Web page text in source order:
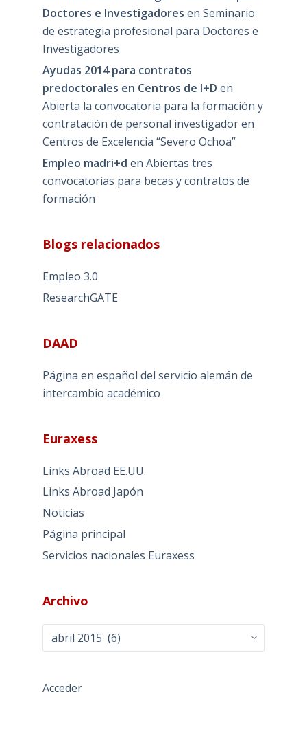
Doctores e Investigadores en Seminario
de estrategia profesional para Doctores e
Investigadores
Ayudas 2014 para contratos
predoctorales en Centros de I+D en
Abierta la convocatoria para la formación y
contratación de personal investigador en
Centros de Excelencia “Severo Ochoa”
Empleo madri+d en Abiertas tres
convocatorias para becas y contratos de
formación
Blogs relacionados
Empleo 3.0
ResearchGATE
DAAD
Página en español del servicio alemán de
intercambio académico
Euraxess
Links Abroad EE.UU.
Links Abroad Japón
Noticias
Página principal
Servicios nacionales Euraxess
Archivo
Archivo
Acceder